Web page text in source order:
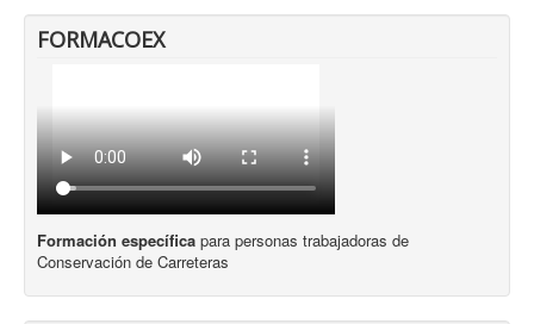
FORMACOEX
Formación específica para personas trabajadoras de
Conservación de Carreteras